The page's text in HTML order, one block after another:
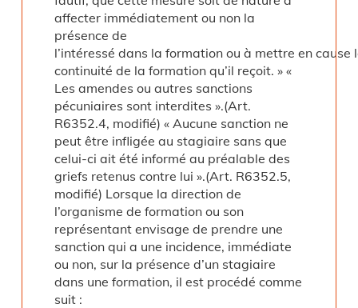
affecter immédiatement ou non la
présence de
l’intéressé dans la formation ou à mettre en cause
continuité de la formation qu’il reçoit. » «
Les amendes ou autres sanctions
pécuniaires sont interdites ».(Art.
R6352.4, modifié) « Aucune sanction ne
peut être infligée au stagiaire sans que
celui-ci ait été informé au préalable des
griefs retenus contre lui ».(Art. R6352.5,
modifié) Lorsque la direction de
l’organisme de formation ou son
représentant envisage de prendre une
sanction qui a une incidence, immédiate
ou non, sur la présence d’un stagiaire
dans une formation, il est procédé comme
suit :